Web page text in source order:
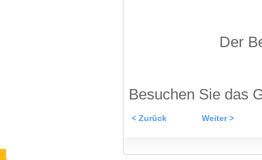
Der
Besuchen Sie das
< Zurück Weiter >